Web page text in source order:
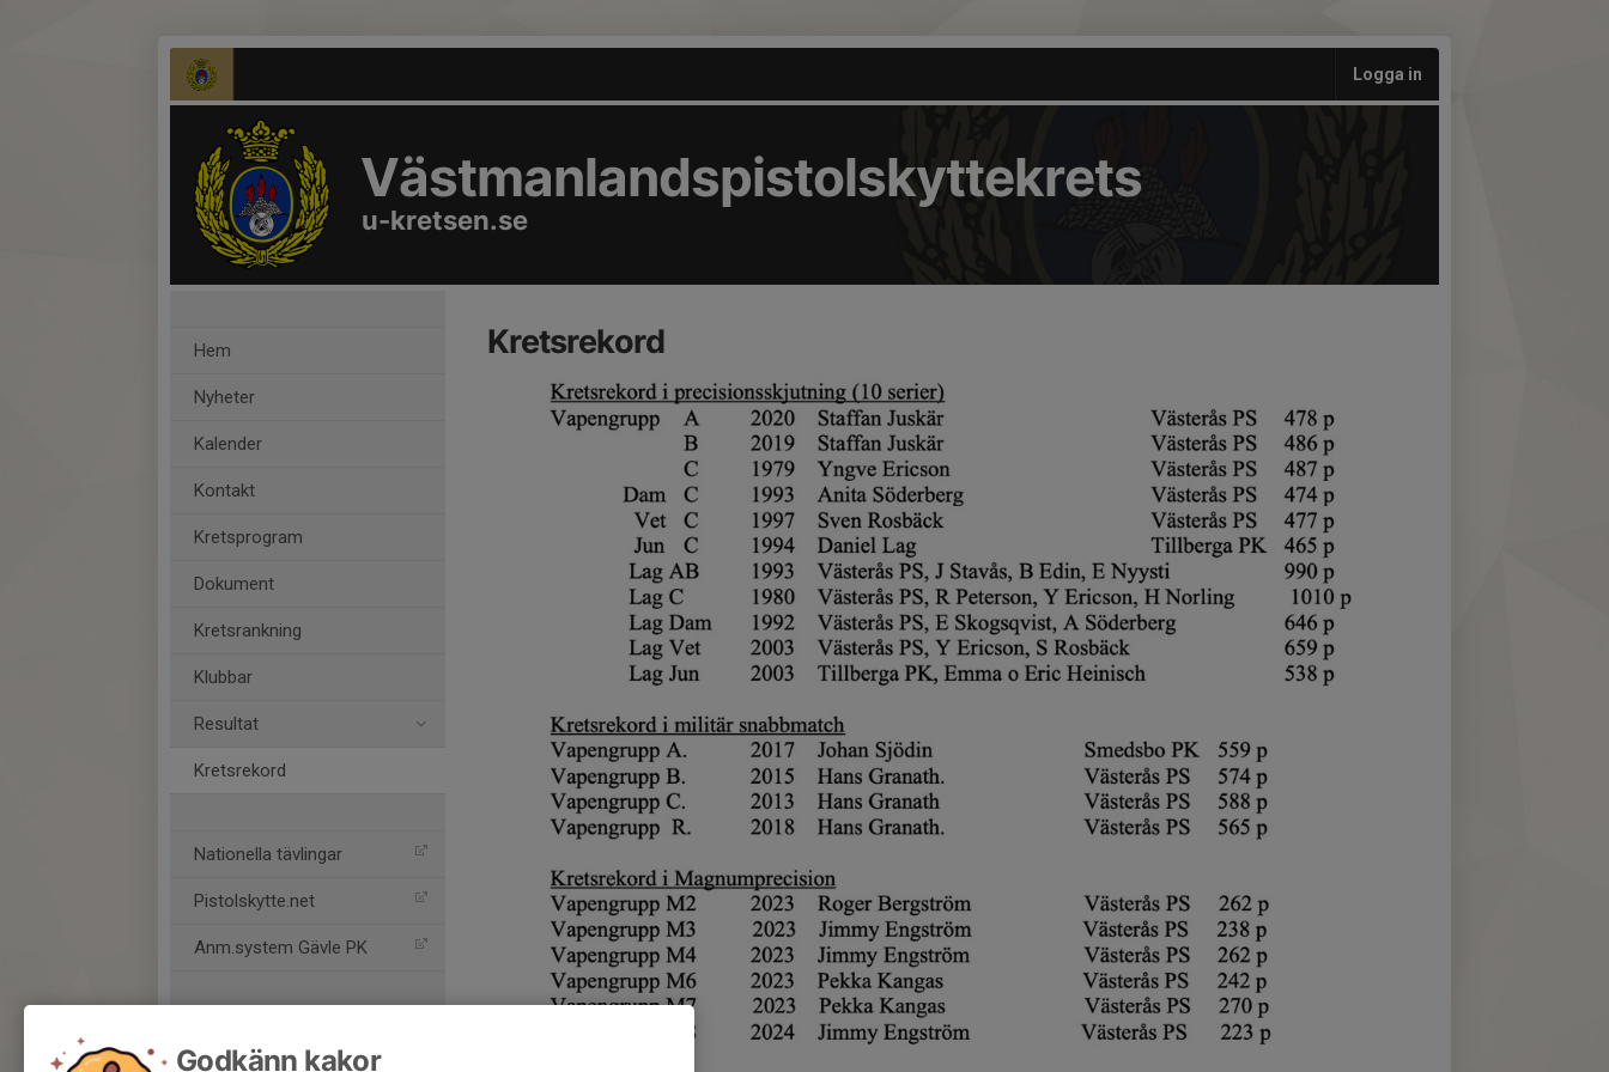
Logga in
Västmanlandspistolskyttekrets
u-kretsen.se
Hem
Nyheter
Kalender
Kontakt
Kretsprogram
Dokument
Kretsrankning
Klubbar
Resultat
Kretsrekord
Nationella tävlingar
Pistolskytte.net
Anm.system Gävle PK
Kretsrekord
Godkänn kakor